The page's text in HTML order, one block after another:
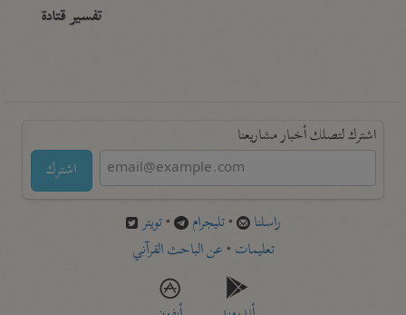
تفسير قتادة
اشترك لتصلك أخبار مشاريعنا
اشترك
راسلنا •تليجرام •تويتر
تعليمات •عن الباحث القرآني